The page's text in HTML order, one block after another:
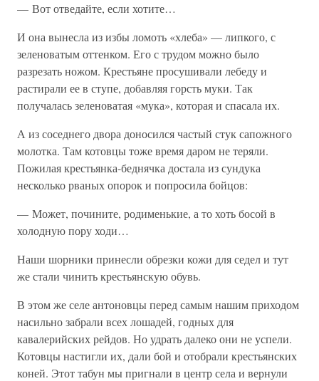
— Вот отведайте, если хотите…
И она вынесла из избы ломоть «хлеба» — липкого, с
зеленоватым оттенком. Его с трудом можно было
разрезать ножом. Крестьяне просушивали лебеду и
растирали ее в ступе, добавляя горсть муки. Так
получалась зеленоватая «мука», которая и спасала их.
А из соседнего двора доносился частый стук сапожного
молотка. Там котовцы тоже время даром не теряли.
Пожилая крестьянка-беднячка достала из сундука
несколько рваных опорок и попросила бойцов:
— Может, почините, родименькие, а то хоть босой в
холодную пору ходи…
Наши шорники принесли обрезки кожи для седел и тут
же стали чинить крестьянскую обувь.
В этом же селе антоновцы перед самым нашим приходом
насильно забрали всех лошадей, годных для
кавалерийских рейдов. Но удрать далеко они не успели.
Котовцы настигли их, дали бой и отобрали крестьянских
коней. Этот табун мы пригнали в центр села и вернули